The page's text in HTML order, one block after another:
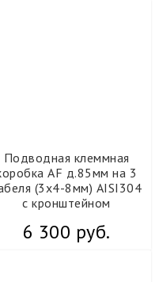
Подводная клеммная
AF д.85мм на 3
(3х4-8мм) AISI304
с кронштейном
6 300 руб.